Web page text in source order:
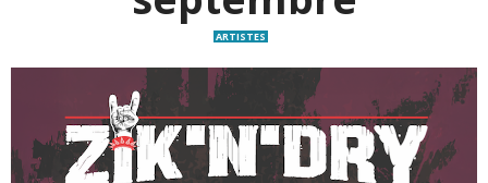
ARTISTES